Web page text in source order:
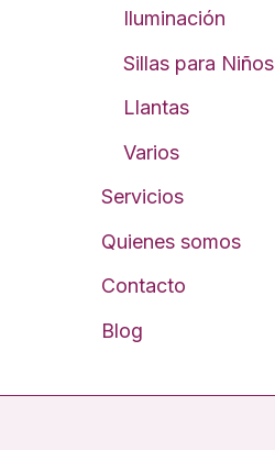
Iluminación
Sillas para Niños
Llantas
Varios
Servicios
Quienes somos
Contacto
Blog